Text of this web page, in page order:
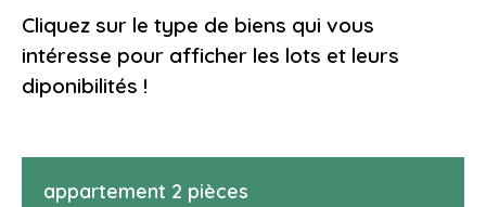
Cliquez sur le type de biens qui vous
intéresse pour afficher les lots et leurs
diponibilités !
appartement 2 pièces